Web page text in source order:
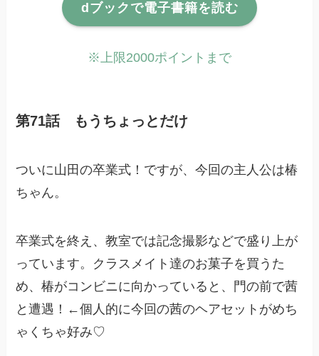
dブックで電子書籍を読む
※上限2000ポイントまで
第71話 もうちょっとだけ
ついに山田の卒業式！ですが、今回の主人公は椿
ちゃん。
卒業式を終え、教室では記念撮影などで盛り上が
っています。クラスメイト達のお菓子を買うた
め、椿がコンビニに向かっていると、門の前で茜
と遭遇！←個人的に今回の茜のヘアセットがめち
ゃくちゃ好み♡